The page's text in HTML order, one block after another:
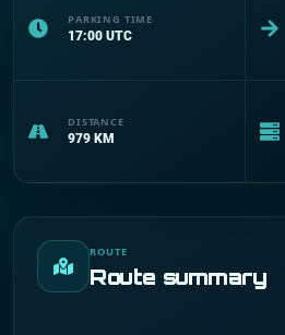
PARKING TIME
17:00 UTC
DISTANCE
979 KM
ROUTE
Route summary